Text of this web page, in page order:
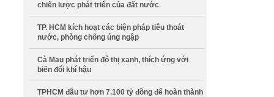
chiến lược phát triển của đất nước
TP. HCM kích hoạt các biện pháp tiêu thoát
nước, phòng chống úng ngập
Cà Mau phát triển đô thị xanh, thích ứng với
biến đổi khí hậu
TPHCM đầu tư hơn 7.100 tỷ đồng để hoàn thành